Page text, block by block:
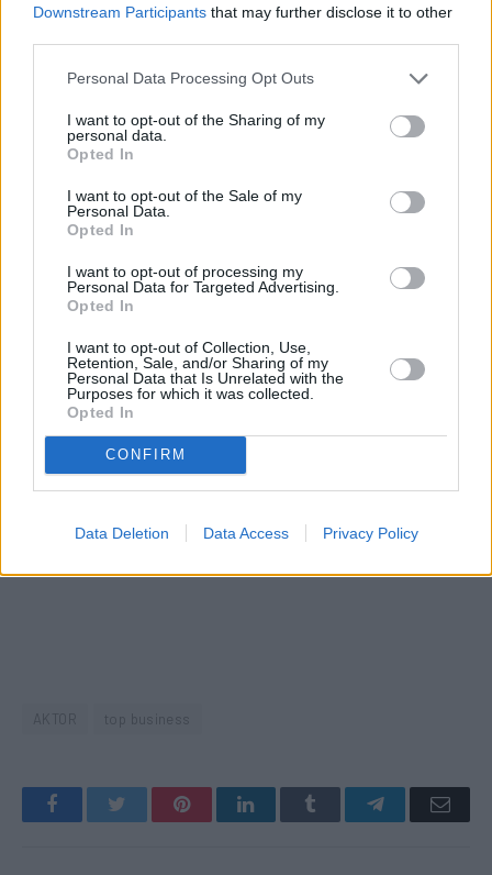
Downstream Participants that may further disclose it to other
Personal Data Processing Opt Outs
I want to opt-out of the Sharing of my
personal data.
Opted In
I want to opt-out of the Sale of my
Personal Data.
Opted In
I want to opt-out of processing my
Personal Data for Targeted Advertising.
Opted In
I want to opt-out of Collection, Use,
Retention, Sale, and/or Sharing of my
Personal Data that Is Unrelated with the
Purposes for which it was collected.
Opted In
CONFIRM
Data Deletion Data Access Privacy Policy
Facebook Twitter PinterestLinkedIn Tumblr Telegram